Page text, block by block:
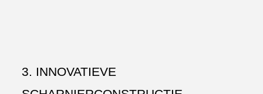
3. INNOVATIEVE